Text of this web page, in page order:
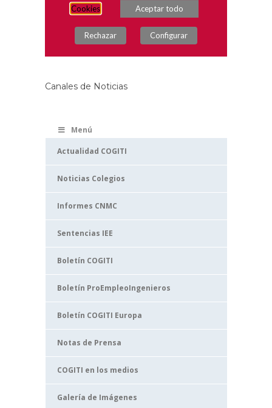
Canales de Noticias
Menú
Actualidad COGITI
Noticias Colegios
Informes CNMC
Sentencias IEE
Boletín COGITI
Boletín ProEmpleoIngenieros
Boletín COGITI Europa
Notas de Prensa
COGITI en los medios
Galería de Imágenes